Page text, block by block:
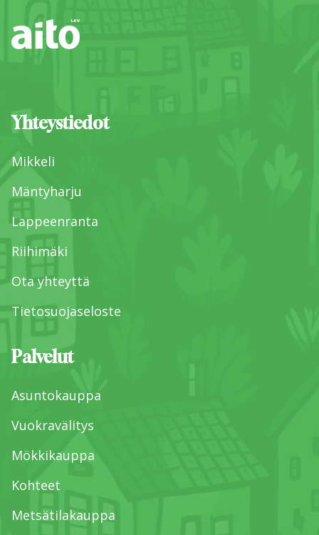
Yhteystiedot
Mikkeli
Mäntyharju
Lappeenranta
Riihimäki
Ota yhteyttä
Tietosuojaseloste
Palvelut
Asuntokauppa
Vuokravälitys
Mökkikauppa
Kohteet
Metsätilakauppa